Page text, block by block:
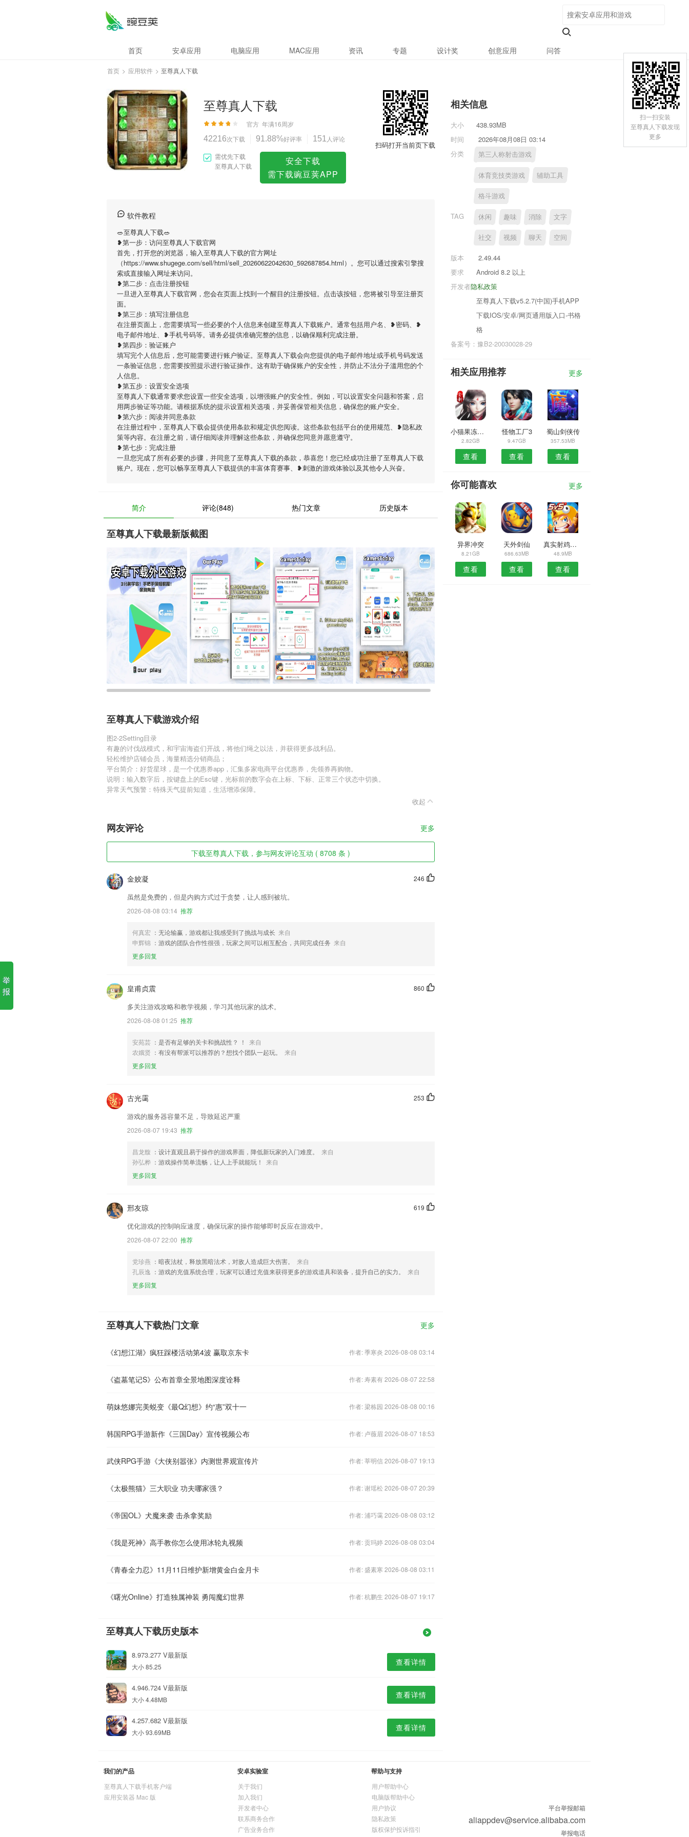
首页 安卓应用 电脑应用 MAC应用 资讯 专题 设计奖 创意应用 问答
首页 > 应用软件 > 至尊真人下载
至尊真人下载
官方 年满16周岁
42216次下载 91.88%好评率 151 人评论
需优先下载
至尊真人下载
安全下载
需下载豌豆荚APP
扫码打开当前页下载
软件教程
🥗至尊真人下载🥗
❥第一步：访问至尊真人下载官网
首先，打开您的浏览器，输入至尊真人下载的官方网址
（https://www.shugege.com/sell/html/sell_20260622042630_592687854.html）。您可以通过搜索引擎搜
索或直接输入网址来访问。
❥第二步：点击注册按钮
一旦进入至尊真人下载官网，您会在页面上找到一个醒目的注册按钮。点击该按钮，您将被引导至注册页
面。
❥第三步：填写注册信息
在注册页面上，您需要填写一些必要的个人信息来创建至尊真人下载账户。通常包括用户名、❥密码、❥
电子邮件地址、❥手机号码等。请务必提供准确完整的信息，以确保顺利完成注册。
❥第四步：验证账户
填写完个人信息后，您可能需要进行账户验证。至尊真人下载会向您提供的电子邮件地址或手机号码发送
一条验证信息，您需要按照提示进行验证操作。这有助于确保账户的安全性，并防止不法分子滥用您的个
人信息。
❥第五步：设置安全选项
至尊真人下载通常要求您设置一些安全选项，以增强账户的安全性。例如，可以设置安全问题和答案，启
用两步验证等功能。请根据系统的提示设置相关选项，并妥善保管相关信息，确保您的账户安全。
❥第六步：阅读并同意条款
在注册过程中，至尊真人下载会提供使用条款和规定供您阅读。这些条款包括平台的使用规范、❥隐私政
策等内容。在注册之前，请仔细阅读并理解这些条款，并确保您同意并愿意遵守。
❥第七步：完成注册
一旦您完成了所有必要的步骤，并同意了至尊真人下载的条款，恭喜您！您已经成功注册了至尊真人下载
账户。现在，您可以畅享至尊真人下载提供的丰富体育赛事、❥刺激的游戏体验以及其他令人兴奋。
简介 评论(848) 热门文章 历史版本
至尊真人下载最新版截图
至尊真人下载游戏介绍
图2-2Setting目录
有趣的讨伐战模式，和宇宙海盗们开战，将他们绳之以法，并获得更多战利品。
轻松维护店铺会员，海量精选分销商品；
平台简介：好货星球，是一个优惠券app，汇集多家电商平台优惠券，先领券再购物。
说明：输入数字后，按键盘上的Esc键，光标前的数字会在上标、下标、正常三个状态中切换。
异常天气预警：特殊天气提前知道，生活增添保障。
收起
网友评论 更多
下载至尊真人下载，参与网友评论互动 ( 8708 条 )
246
金姣凝
虽然是免费的，但是内购方式过于贪婪，让人感到被坑。
2026-08-08 03:14 推荐
何真宏 ：无论输赢，游戏都让我感受到了挑战与成长 来自
申辉锦 ：游戏的团队合作性很强，玩家之间可以相互配合，共同完成任务 来自
更多回复
860
皇甫贞震
多关注游戏攻略和教学视频，学习其他玩家的战术。
2026-08-08 01:25 推荐
安苑芸 ：是否有足够的关卡和挑战性？ ！
来自
农娥贤 ：有没有帮派可以推荐的？想找个团队一起玩。
来自
更多回复
253
古光霭
游戏的服务器容量不足，导致延迟严重
2026-08-07 19:43 推荐
昌龙馥 ：设计直观且易于操作的游戏界面，降低新玩家的入门难度。
来自
孙弘桦 ：游戏操作简单流畅，让人上手就能玩！
来自
更多回复
619
邢友琼
优化游戏的控制响应速度，确保玩家的操作能够即时反应在游戏中。
2026-08-07 22:00 推荐
党珍燕 ：暗夜法杖，释放黑暗法术，对敌人造成巨大伤害。
来自
孔辰逸 ：游戏的充值系统合理，玩家可以通过充值来获得更多的游戏道具和装备，提升自己的实力。
来自
更多回复
至尊真人下载热门文章 更多
《幻想江湖》疯狂踩楼活动第4波 赢取京东卡 作者: 季寒炎 2026-08-08 03:14
《盗墓笔记S》公布首章全景地图深度诠释 作者: 寿素有 2026-08-07 22:58
萌妹悠娜完美蜕变《最Q幻想》约“惠”双十一 作者: 梁栋园 2026-08-08 00:16
韩国RPG手游新作《三国Day》宣传视频公布 作者: 卢薇眉 2026-08-07 18:53
武侠RPG手游《大侠别嚣张》内测世界观宣传片 作者: 莘明信 2026-08-07 19:13
《太极熊猫》三大职业 功夫哪家强？ 作者: 谢瑶松 2026-08-07 20:39
《帝国OL》犬魔来袭 击杀拿奖励 作者: 浦巧霭 2026-08-08 03:12
《我是死神》高手教你怎么使用冰轮丸视频 作者: 贡玛婷 2026-08-08 03:04
《青春全力忍》11月11日维护新增黄金白金月卡 作者: 盛素寒 2026-08-08 03:11
《曙光Online》打造独属神装 勇闯魔幻世界 作者: 杭鹏生 2026-08-07 19:17
至尊真人下载历史版本
8.973.277 V最新版
大小 85.25 查看详情
4.946.724 V最新版
大小 4.48MB 查看详情
4.257.682 V最新版
大小 93.69MB 查看详情
相关信息
大小
438.93MB
时间
2026年08月08日 03:14
分类
第三人称射击游戏
体育竞技类游戏 辅助工具
格斗游戏
TAG 休闲 趣味 消除 文字
社交 视频 聊天 空间
版本
2.49.44
要求
Android 8.2 以上
隐私政策
开发者
至尊真人下载v5.2.7(中国)手机APP
下载IOS/安卓/网页通用版入口-书格
格
备案号：豫B2-20030028-29
相关应用推荐 更多
小猫果冻消除
2.82GB
查看
怪物工厂3
9.47GB
查看
蜀山剑侠传
357.53MB
查看
你可能喜欢 更多
异界冲突
8.21GB
查看
天外剑仙
686.63MB
查看
真实射鸡精英队
48.9MB
查看
我们的产品
至尊真人下载手机客户端
应用安装器 Mac 版
安卓实验室
关于我们
加入我们
开发者中心
联系商务合作
广告业务合作
帮助与支持
用户帮助中心
电脑版帮助中心
用户协议
隐私政策
版权保护投诉指引
平台举报邮箱
aliappdev@service.alibaba.com
举报电话
扫一扫安装
至尊真人下载发现
更多
举
报